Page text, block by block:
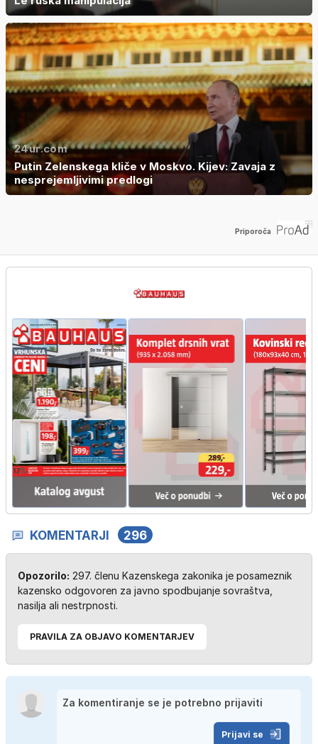
24ur.com
Putin Zelenskega kliče v Moskvo. Kijev: Zavaja z
nesprejemljivimi predlogi
Priporoča
KOMENTARJI 296
Opozorilo: 297. členu Kazenskega zakonika je posameznik
kazensko odgovoren za javno spodbujanje sovraštva,
nasilja ali nestrpnosti.
PRAVILA ZA OBJAVO KOMENTARJEV
Prijavi se